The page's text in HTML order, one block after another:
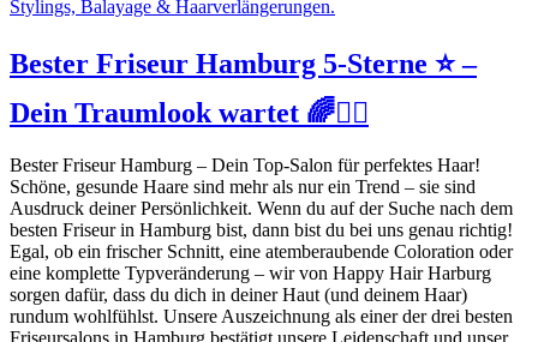
Bester Friseur Hamburg 5-Sterne ⭐️ –
Dein Traumlook wartet 🌈🙋‍♀️
Bester Friseur Hamburg – Dein Top-Salon für perfektes Haar!
Schöne, gesunde Haare sind mehr als nur ein Trend – sie sind
Ausdruck deiner Persönlichkeit. Wenn du auf der Suche nach dem
besten Friseur in Hamburg bist, dann bist du bei uns genau richtig!
Egal, ob ein frischer Schnitt, eine atemberaubende Coloration oder
eine komplette Typveränderung – wir von Happy Hair Harburg
sorgen dafür, dass du dich in deiner Haut (und deinem Haar)
rundum wohlfühlst. Unsere Auszeichnung als einer der drei besten
Friseursalons in Hamburg bestätigt unsere Leidenschaft und unser